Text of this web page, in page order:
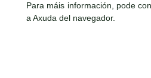
Para máis información, pode
a Axuda del navegador.